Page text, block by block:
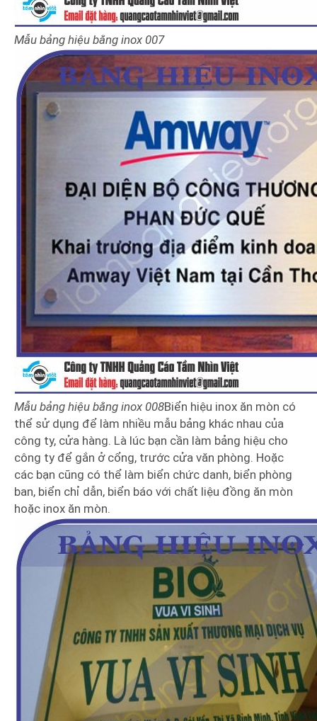
Mẫu bảng hiệu bằng inox 007
Mẫu bảng hiệu bằng inox 008Biển hiệu inox ăn mòn có
thể sử dụng để làm nhiều mẫu bảng khác nhau của
công ty, cửa hàng. Là lúc bạn cần làm bảng hiệu cho
công ty để gắn ở cổng, trước cửa văn phòng. Hoặc
các bạn cũng có thể làm biển chức danh, biển phòng
ban, biển chỉ dẫn, biển báo với chất liệu đồng ăn mòn
hoặc inox ăn mòn.